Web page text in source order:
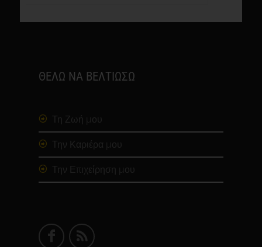
ΘΕΛΩ ΝΑ ΒΕΛΤΙΩΣΩ
Τη Ζωή μου
Την Καριέρα μου
Την Επιχείρηση μου